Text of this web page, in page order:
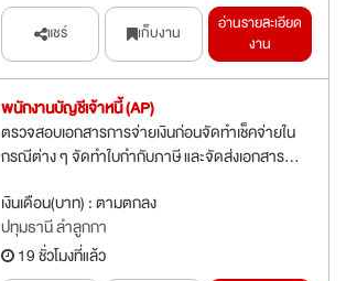
แชร์ เก็บงาน
อ่านรายละเอียด
งาน
พนักงานบัญชีเจ้าหนี้ (AP)
ตรวจสอบเอกสารการจ่ายเงินก่อนจัดทำเช็คจ่ายใน
กรณีต่าง ๆ จัดทำใบกำกับภาษี และจัดส่งเอกสาร...
เงินเดือน(บาท) : ตามตกลง
ปทุมธานี ลำลูกกา
19 ชั่วโมงที่แล้ว